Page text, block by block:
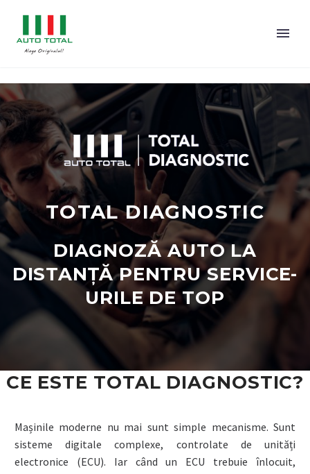
TOTAL DIAGNOSTIC
DIAGNOZĂ AUTO LA
DISTANȚĂ PENTRU SERVICE-
URILE DE TOP
CE ESTE TOTAL DIAGNOSTIC?
Mașinile moderne nu mai sunt simple mecanisme. Sunt
sisteme digitale complexe, controlate de unități
electronice (ECU). Iar când un ECU trebuie înlocuit,